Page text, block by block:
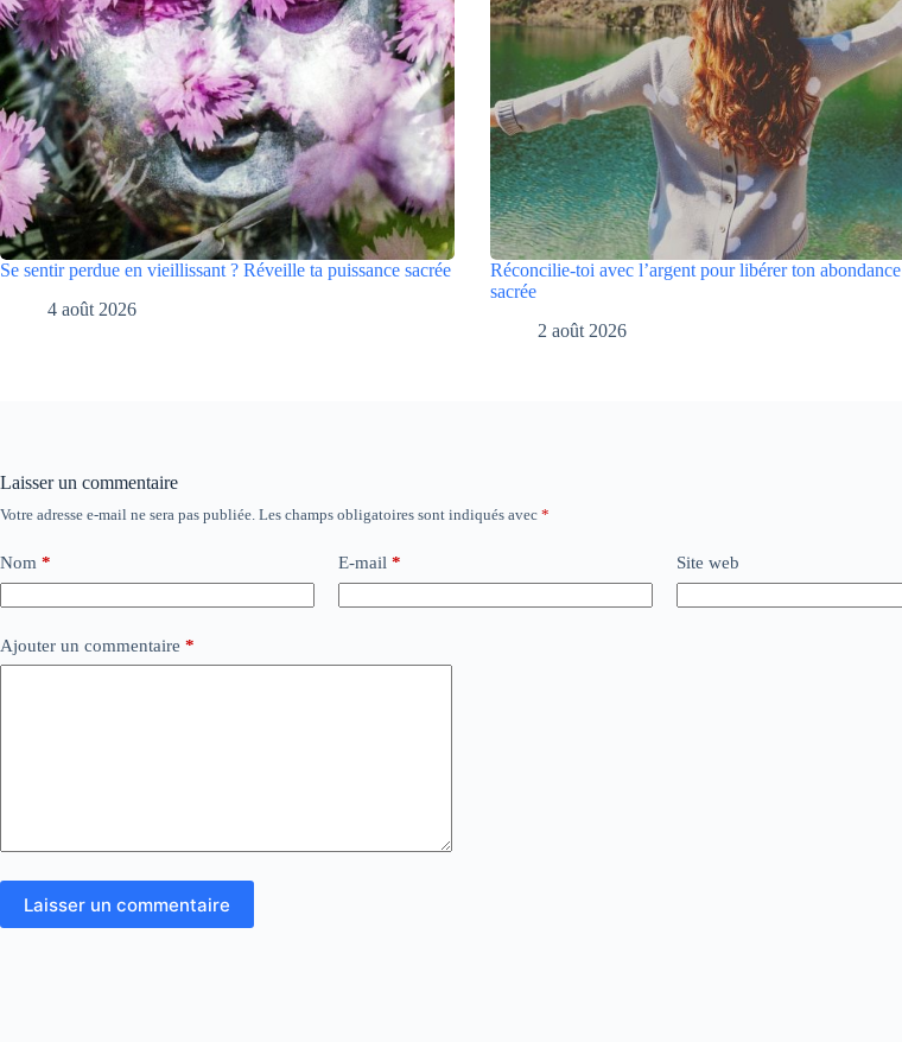
Se sentir perdue en vieillissant ? Réveille ta puissance sacrée
4 août 2026
Réconcilie-toi avec l’argent pour libérer ton abondance
sacrée
2 août 2026
Laisser un commentaire
Votre adresse e-mail ne sera pas publiée. Les champs obligatoires sont indiqués avec *
Nom * E-mail * Site web
Ajouter un commentaire *
Laisser un commentaire